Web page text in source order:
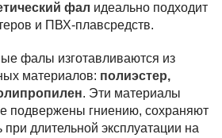
фал идеально подходит
и ПВХ-плавсредств.
фалы изготавливаются из
материалов: полиэстер,
. Эти материалы
подвержены гниению, сохраняют
при длительной эксплуатации на